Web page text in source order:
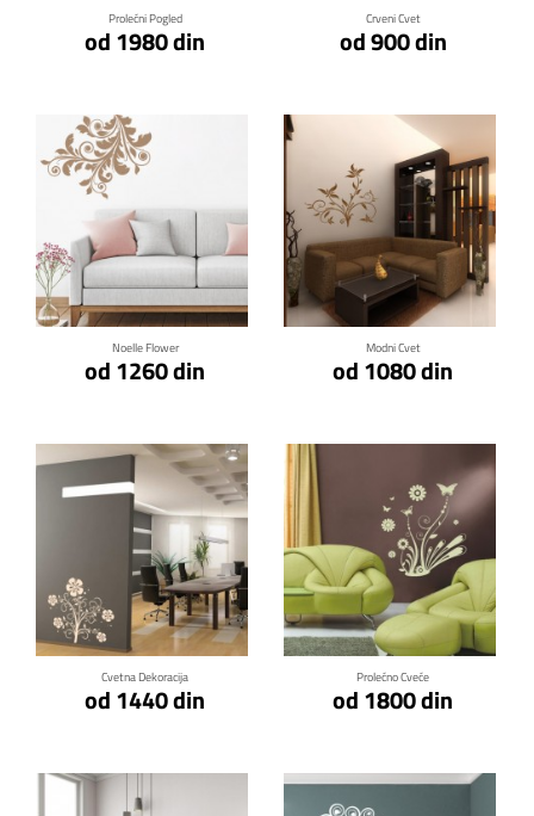
Prolećni Pogled
od 1980 din
Crveni Cvet
od 900 din
Noelle Flower
od 1260 din
Klikni za detalje
Modni Cvet
od 1080 din
Klikni za detalje
Cvetna Dekoracija
od 1440 din
Klikni za detalje
Prolećno Cveće
od 1800 din
Klikni za detalje